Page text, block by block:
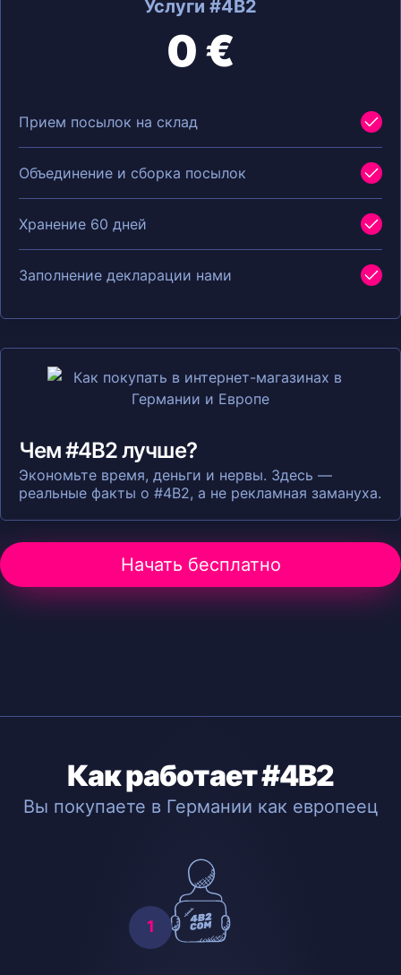
Услуги #4B2
0 €
Прием посылок на склад
Объединение и сборка посылок
Хранение 60 дней
Заполнение декларации нами
Чем #4B2 лучше?
Экономьте время, деньги и нервы. Здесь —
реальные факты о #4B2, а не рекламная замануха.
Начать бесплатно
Как работает #4B2
Вы покупаете в Германии как европеец